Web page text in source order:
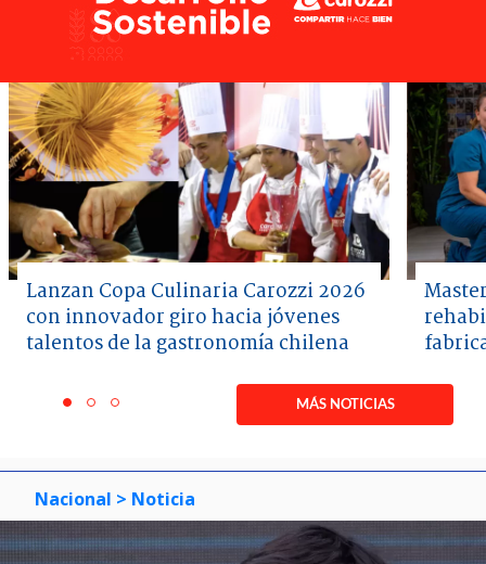
Lanzan Copa Culinaria Carozzi 2026
con innovador giro hacia jóvenes
talentos de la gastronomía chilena
itemitemitem
MÁS NOTICIAS
Nacional > Noticia